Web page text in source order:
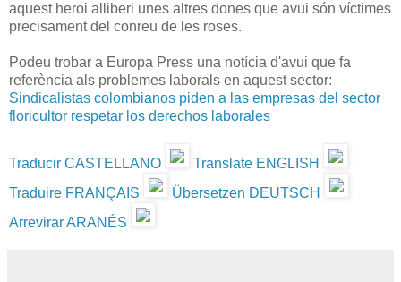
aquest heroi alliberi unes altres dones que avui són víctimes
precisament del conreu de les roses.
Podeu trobar a Europa Press una notícia d'avui que fa
referència als problemes laborals en aquest sector:
Sindicalistas colombianos piden a las empresas del sector
floricultor respetar los derechos laborales
Traducir CASTELLANO
Translate ENGLISH
Traduire FRANÇAIS
Übersetzen DEUTSCH
Arrevirar ARANÉS